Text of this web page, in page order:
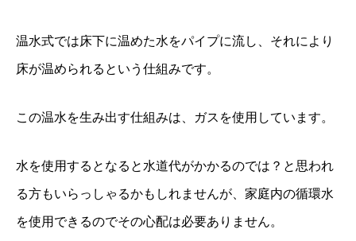
温水式では床下に温めた水をパイプに流し、それにより
床が温められるという仕組みです。
この温水を生み出す仕組みは、ガスを使用しています。
水を使用するとなると水道代がかかるのでは？と思われ
る方もいらっしゃるかもしれませんが、家庭内の循環水
を使用できるのでその心配は必要ありません。